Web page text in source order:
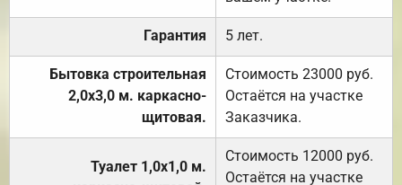
Гарантия 5 лет.
Бытовка строительная
2,0х3,0 м. каркасно-
щитовая.
Стоимость 23000 руб.
Остаётся на участке
Заказчика.
Туалет 1,0х1,0 м.
Стоимость 12000 руб.
Остаётся на участке